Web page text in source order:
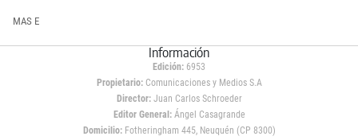
MAS E
Información
Edición: 6953
Propietario:Comunicaciones y Medios S.A
Director: Juan Carlos Schroeder
Editor General:Ángel Casagrande
Domicilio:Fotheringham 445, Neuquén (CP 8300)